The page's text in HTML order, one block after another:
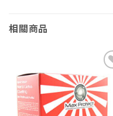
相關商品
Add